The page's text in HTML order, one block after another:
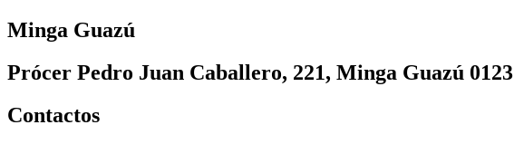
Minga Guazú
Prócer Pedro Juan Caballero, 221, Minga Guazú 0123
Contactos